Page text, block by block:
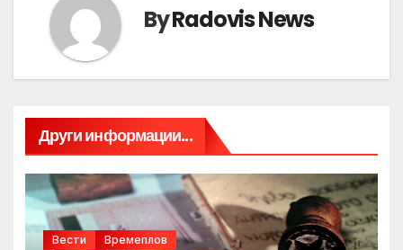
ByRadovis News
Други информации...
Вести Времеплов